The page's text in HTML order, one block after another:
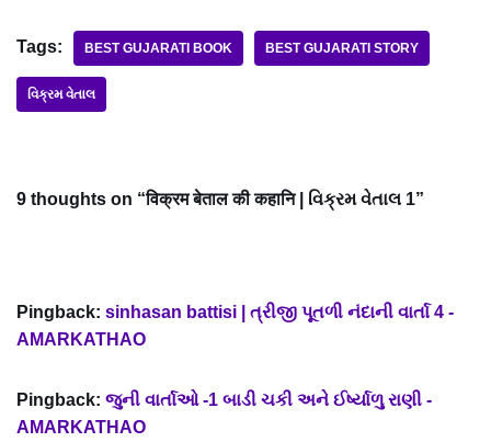
Tags: BEST GUJARATI BOOK BEST GUJARATI STORY
વિક્રમ વેતાલ
9 thoughts on “विक्रम बेताल की कहानि | વિક્રમ વેતાલ 1”
Pingback: sinhasan battisi | ત્રીજી પૂતળી નંદાની વાર્તા 4 -
AMARKATHAO
Pingback: જુની વાર્તાઓ -1 બાડી ચકી અને ઈર્ષ્યાળુ રાણી -
AMARKATHAO